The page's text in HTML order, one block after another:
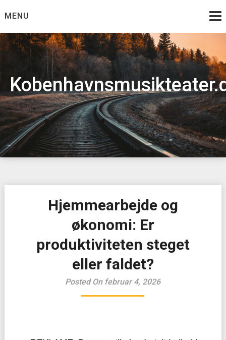
toMENU
Hjemmearbejde og
økonomi: Er
produktiviteten steget
eller faldet?
Posted On februar 4, 2026